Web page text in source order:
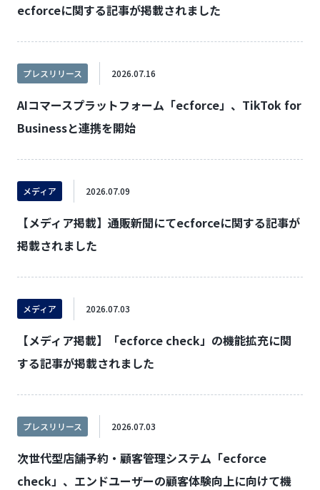
ecforceに関する記事が掲載されました
プレスリリース 2026.07.16
AIコマースプラットフォーム「ecforce」、TikTok for
Businessと連携を開始
メディア 2026.07.09
【メディア掲載】通販新聞にてecforceに関する記事が
掲載されました
メディア 2026.07.03
【メディア掲載】「ecforce check」の機能拡充に関
する記事が掲載されました
プレスリリース 2026.07.03
次世代型店舗予約・顧客管理システム「ecforce
check」、エンドユーザーの顧客体験向上に向けて機